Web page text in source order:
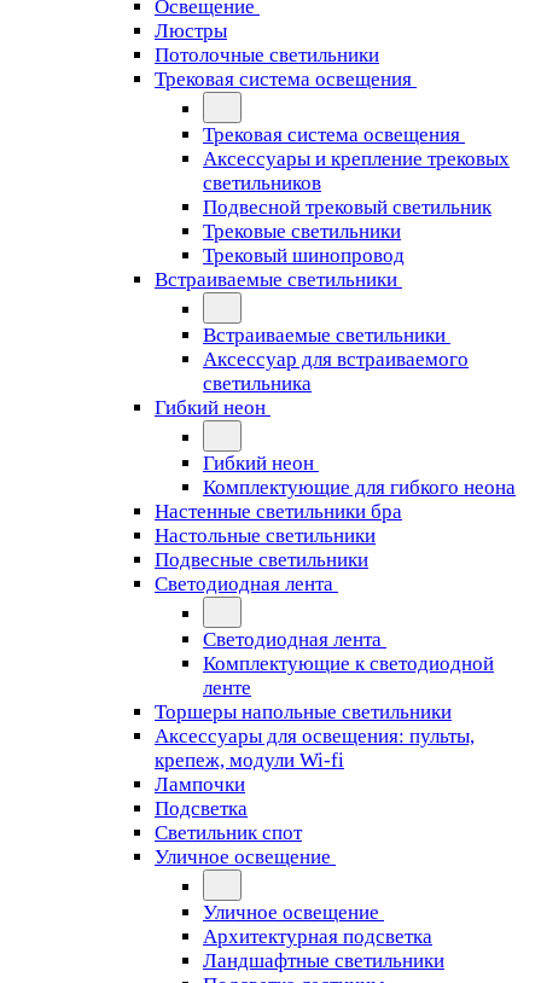
Освещение
Люстры
Потолочные светильники
Трековая система освещения
Трековая система освещения
Аксессуары и крепление трековых
светильников
Подвесной трековый светильник
Трековые светильники
Трековый шинопровод
Встраиваемые светильники
Встраиваемые светильники
Аксессуар для встраиваемого
светильника
Гибкий неон
Гибкий неон
Комплектующие для гибкого неона
Настенные светильники бра
Настольные светильники
Подвесные светильники
Светодиодная лента
Светодиодная лента
Комплектующие к светодиодной
ленте
Торшеры напольные светильники
Аксессуары для освещения: пульты,
крепеж, модули Wi-fi
Лампочки
Подсветка
Светильник спот
Уличное освещение
Уличное освещение
Архитектурная подсветка
Ландшафтные светильники